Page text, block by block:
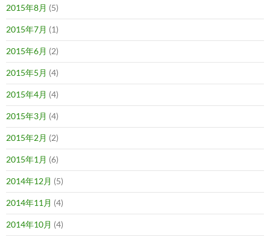
2015年8月 (5)
2015年7月 (1)
2015年6月 (2)
2015年5月 (4)
2015年4月 (4)
2015年3月 (4)
2015年2月 (2)
2015年1月 (6)
2014年12月 (5)
2014年11月 (4)
2014年10月 (4)